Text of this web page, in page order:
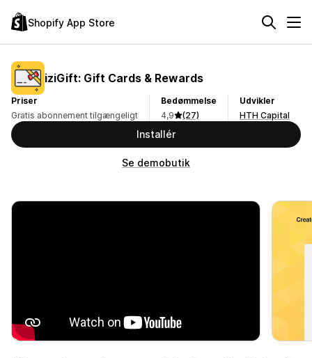
Shopify App Store
iziGift: Gift Cards & Rewards
Priser
Gratis abonnement tilgængeligt
Bedømmelse
4,9
(27)
Udvikler
HTH Capital
Installér
Se demobutik